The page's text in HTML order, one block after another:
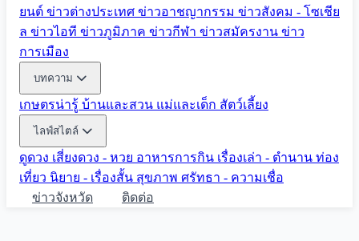
ยนต์ ข่าวต่างประเทศ ข่าวอาชญากรรม ข่าวสังคม - โซเชีย
ล ข่าวไอที ข่าวภูมิภาค ข่าวกีฬา ข่าวสมัครงาน ข่าว
การเมือง
บทความ
เกษตรน่ารู้ บ้านและสวน แม่และเด็ก สัตว์เลี้ยง
ไลฟ์สไตล์
ดูดวง เสี่ยงดวง - หวย อาหารการกิน เรื่องเล่า - ตำนาน ท่อง
เที่ยว นิยาย - เรื่องสั้น สุขภาพ ศรัทธา - ความเชื่อ
ข่าวจังหวัด
ติดต่อ